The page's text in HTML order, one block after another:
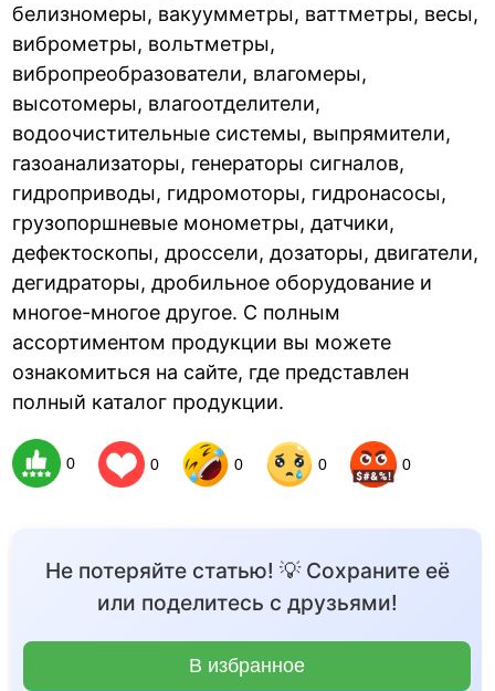
белизномеры, вакуумметры, ваттметры, весы,
виброметры, вольтметры,
вибропреобразователи, влагомеры,
высотомеры, влагоотделители,
водоочистительные системы, выпрямители,
газоанализаторы, генераторы сигналов,
гидроприводы, гидромоторы, гидронасосы,
грузопоршневые монометры, датчики,
дефектоскопы, дроссели, дозаторы, двигатели,
дегидраторы, дробильное оборудование и
многое-многое другое. С полным
ассортиментом продукции вы можете
ознакомиться на сайте, где представлен
полный каталог продукции.
0 0 0 0 0
Не потеряйте статью! 💡 Сохраните её
или поделитесь с друзьями!
В избранное